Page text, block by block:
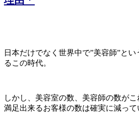
日本だけでなく世界中で”美容師”と
るこの時代。
しかし、美容室の数、美容師の数が
満足出来るお客様の数は確実に減って